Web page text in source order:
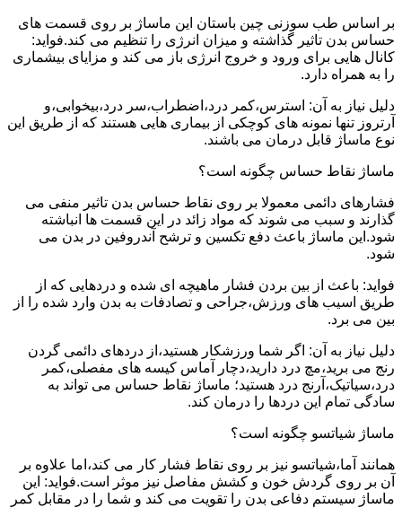
بر اساس طب سوزنی چین باستان این ماساژ بر روی قسمت های
حساس بدن تاثیر گذاشته و میزان انرژی را تنظیم می کند.فواید:
کانال هایی برای ورود و خروج انرژی باز می کند و مزایای بیشماری
را به همراه دارد.
دلیل نیاز به آن: استرس،کمر درد،اضطراب،سر درد،بیخوابی،و
آرتروز تنها نمونه های کوچکی از بیماری هایی هستند که از طریق این
نوع ماساژ قابل درمان می باشند.
ماساژ نقاط حساس چگونه است؟
فشارهای دائمی معمولا بر روی نقاط حساس بدن تاثیر منفی می
گذارند و سبب می شوند که مواد زائد در این قسمت ها انباشته
شود.این ماساژ باعث دفع تکسین و ترشح آندروفین در بدن می
شود.
فواید: باعث از بین بردن فشار ماهیچه ای شده و دردهایی که از
طریق اسیب های ورزش،جراحی و تصادفات به بدن وارد شده را از
بین می برد.
دلیل نیاز به آن: اگر شما ورزشکار هستید،از دردهای دائمی گردن
رنج می برید،مچ درد دارید،دچار آماس کیسه های مفصلی،کمر
درد،سیاتیک،آرنج درد هستید؛ ماساژ نقاط حساس می تواند به
سادگی تمام این دردها را درمان کند.
ماساژ شیاتسو چگونه است؟
همانند آما،شیاتسو نیز بر روی نقاط فشار کار می کند،اما علاوه بر
آن بر روی گردش خون و کشش مفاصل نیز موثر است.فواید: این
ماساژ سیستم دفاعی بدن را تقویت می کند و شما را در مقابل کمر